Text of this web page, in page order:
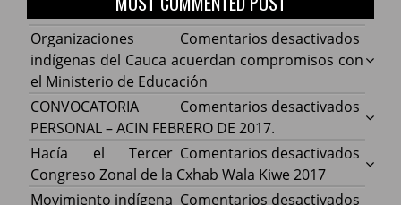
Comentarios desactivados
Cauca
con
Organizaciones
indígenas del Cauca acuerdan compromisos con
el Ministerio de Educación
Comentarios desactivados
ACIN
CONVOCATORIA
PERSONAL – ACIN FEBRERO DE 2017.
Comentarios desactivados
Hacía
Hacía el Tercer
Congreso Zonal de la Cxhab Wala Kiwe 2017
Comentarios desactivados
Movimiento indígena